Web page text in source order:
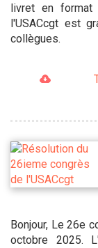
livret en format
l'USACcgt est
collègues.
Bonjour, Le 26e
octobre 2025.